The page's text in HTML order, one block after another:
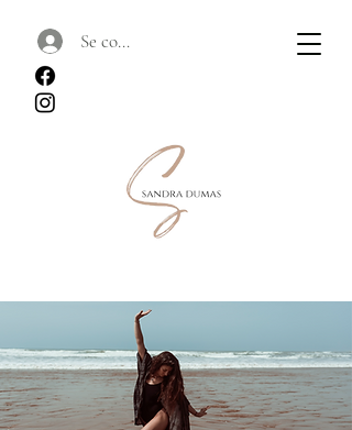
Se connecter